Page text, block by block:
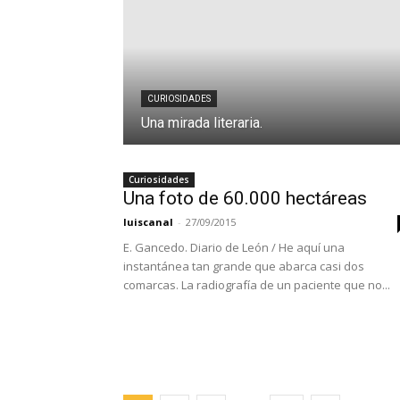
CURIOSIDADES
Una mirada literaria.
Curiosidades
Una foto de 60.000 hectáreas
luiscanal - 27/09/2015
E. Gancedo. Diario de León / He aquí una
instantánea tan grande que abarca casi dos
comarcas. La radiografía de un paciente que no...